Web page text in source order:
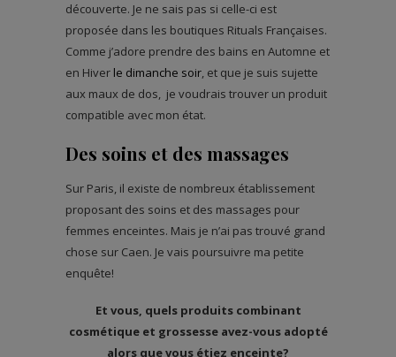
découverte. Je ne sais pas si celle-ci est
proposée dans les boutiques Rituals Françaises.
Comme j’adore prendre des bains en Automne et
en Hiver le dimanche soir, et que je suis sujette
aux maux de dos, je voudrais trouver un produit
compatible avec mon état.
Des soins et des massages
Sur Paris, il existe de nombreux établissement
proposant des soins et des massages pour
femmes enceintes. Mais je n’ai pas trouvé grand
chose sur Caen. Je vais poursuivre ma petite
enquête!
Et vous, quels produits combinant
cosmétique et grossesse avez-vous adopté
alors que vous étiez enceinte?